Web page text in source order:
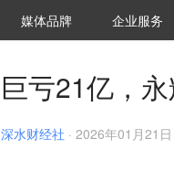
媒体品牌 36Kr研究院
企业服务
巨亏21亿，
深水财经社 · 2026年01月21